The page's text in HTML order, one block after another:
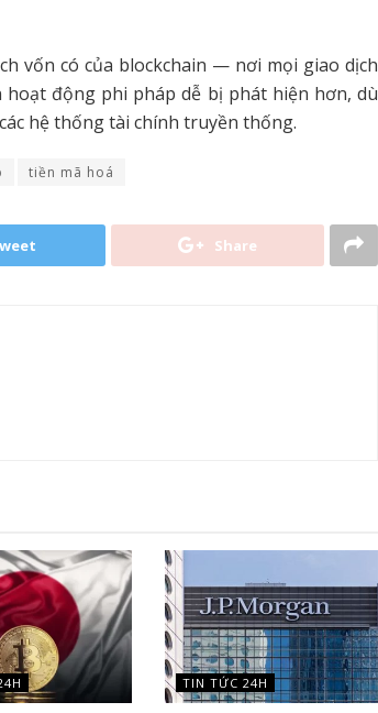
vốn có của blockchain — nơi mọi giao dịch
động phi pháp dễ bị phát hiện hơn, dù
hệ thống tài chính truyền thống.
tiền mã hoá
Share
TIN TỨC 24H